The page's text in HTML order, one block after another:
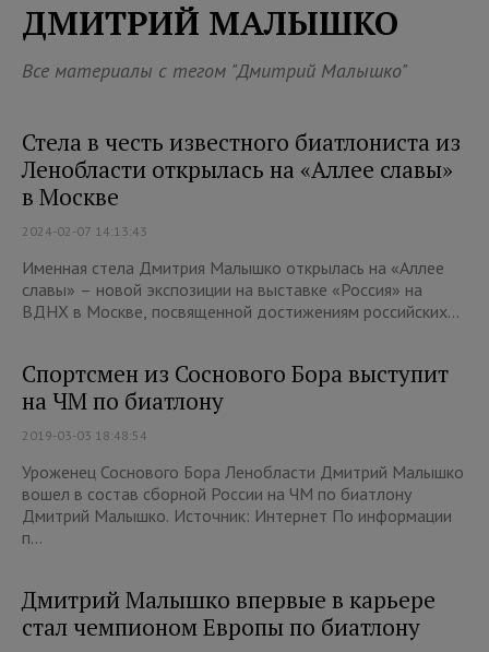
ДМИТРИЙ МАЛЫШКО
Все материалы с тегом "Дмитрий Малышко"
Стела в честь известного биатлониста из
Ленобласти открылась на «Аллее славы»
в Москве
2024-02-07 14:13:43
Именная стела Дмитрия Малышко открылась на «Аллее
славы» – новой экспозиции на выставке «Россия» на
ВДНХ в Москве, посвященной достижениям российских...
Спортсмен из Соснового Бора выступит
на ЧМ по биатлону
2019-03-03 18:48:54
Уроженец Соснового Бора Ленобласти Дмитрий Малышко
вошел в состав сборной России на ЧМ по биатлону
Дмитрий Малышко. Источник: Интернет По информации
п...
Дмитрий Малышко впервые в карьере
стал чемпионом Европы по биатлону